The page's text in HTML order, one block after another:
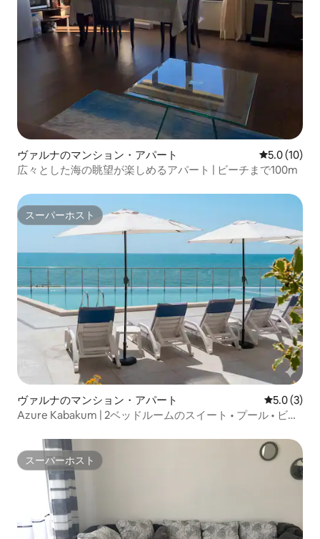
ヴァルナのマンション・アパート レビュー10
5.0 (10)
広々とした海の眺望が楽しめるアパート | ビーチまで100m
スーパーホスト
スーパーホスト
ヴァルナのマンション・アパート レビュー3
5.0 (3)
Azure Kabakum | 2ベッドルームのスイート • プール • ビー
スーパーホスト
スーパーホスト